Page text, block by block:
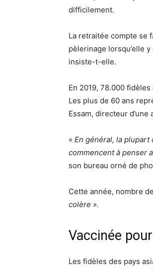
difficilement.
La retraitée compte se
pèlerinage lorsqu’elle
insiste-t-elle.
En 2019, 78.000
Les plus de 60 ans
Essam, directeur
« En général, la
commencent à penser
son bureau orné de
Cette année, nombre
colère ».
Vaccinée
Les fidèles des pays